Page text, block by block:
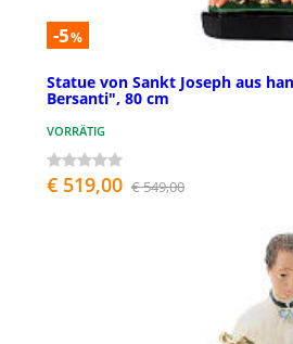
-5%
Statue von Sankt Joseph aus
Bersanti", 80 cm
VORRÄTIG
€ 519,00 € 549,00